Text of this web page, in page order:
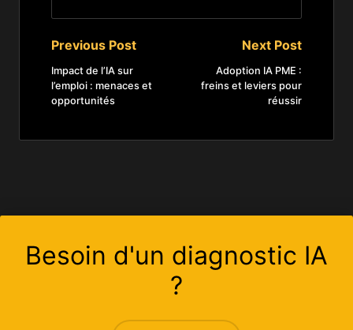
Previous Post
Impact de l’IA sur
l’emploi : menaces et
opportunités
Next Post
Adoption IA PME :
freins et leviers pour
réussir
Besoin d'un diagnostic IA
?